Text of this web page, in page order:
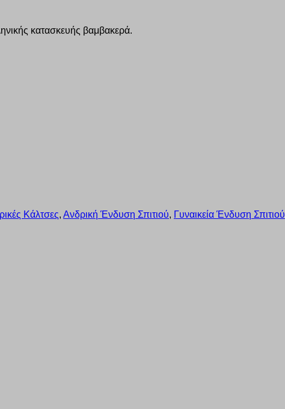
κατασκευής βαμβακερά.
Κάλτσες, Ανδρική Ένδυση Σπιτιού, Γυναικεία Ένδυση Σπιτιού